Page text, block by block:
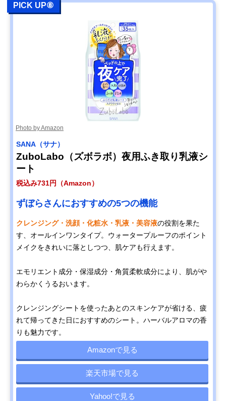
PICK UP⑧
Photo by Amazon
SANA（サナ）
ZuboLabo（ズボラボ）夜用ふき取り乳液シ
ート
税込み731円（Amazon）
ずぼらさんにおすすめの5つの機能
クレンジング・洗顔・化粧水・乳液・美容液の役割を果た
す、オールインワンタイプ。ウォータープルーフのポイント
メイクをきれいに落としつつ、肌ケアも行えます。
エモリエント成分・保湿成分・角質柔軟成分により、肌がや
わらかくうるおいます。
クレンジングシートを使ったあとのスキンケアが省ける、疲
れて帰ってきた日におすすめのシート。ハーバルアロマの香
りも魅力です。
Amazonで見る
楽天市場で見る
Yahoo!で見る